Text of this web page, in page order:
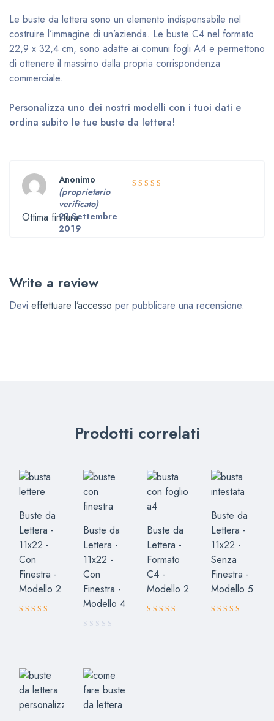
Le buste da lettera sono un elemento indispensabile nel
costruire l’immagine di un’azienda. Le buste C4 nel formato
22,9 x 32,4 cm, sono adatte ai comuni fogli A4 e permettono
di ottenere il massimo dalla propria corrispondenza
commerciale.
Personalizza uno dei nostri modelli con i tuoi dati e
ordina subito le tue buste da lettera!
Anonimo
(proprietario
verificato)
21 Settembre
2019
Ottima finitura
Write a review
Devi effettuare l’accesso per pubblicare una recensione.
Prodotti correlati
Buste da
Lettera -
11x22 -
Con
Finestra -
Modello 2
Buste da
Lettera -
11x22 -
Con
Finestra -
Modello 4
Buste da
Lettera -
Formato
C4 -
Modello 2
Buste da
Lettera -
11x22 -
Senza
Finestra -
Modello 5